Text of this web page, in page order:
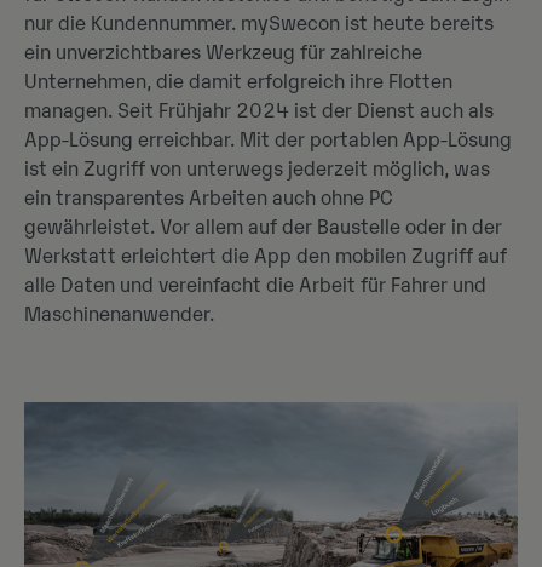
nur die Kundennummer. mySwecon ist heute bereits
ein unverzichtbares Werkzeug für zahlreiche
Unternehmen, die damit erfolgreich ihre Flotten
managen. Seit Frühjahr 2024 ist der Dienst auch als
App-Lösung erreichbar. Mit der portablen App-Lösung
ist ein Zugriff von unterwegs jederzeit möglich, was
ein transparentes Arbeiten auch ohne PC
gewährleistet. Vor allem auf der Baustelle oder in der
Werkstatt erleichtert die App den mobilen Zugriff auf
alle Daten und vereinfacht die Arbeit für Fahrer und
Maschinenanwender.